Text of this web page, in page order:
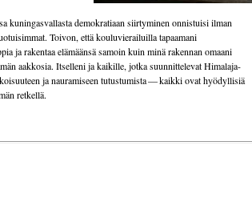
kuningasvallasta demokratiaan siirtyminen onnistuisi ilman
Toivon, että kouluvierailuilla tapaamani
ja rakentaa elämäänsä samoin kuin minä rakennan omaani
aakkosia. Itselleni ja kaikille, jotka suunnittelevat Himalaja-
ja nauramiseen tutustumista — kaikki ovat hyödyllisiä
retkellä.